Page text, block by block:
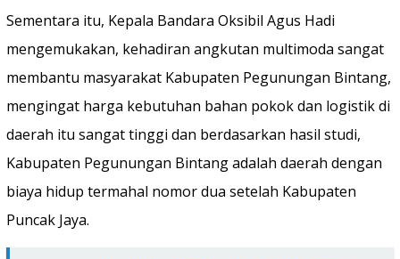
Sementara itu, Kepala Bandara Oksibil Agus Hadi
mengemukakan, kehadiran angkutan multimoda sangat
membantu masyarakat Kabupaten Pegunungan Bintang,
mengingat harga kebutuhan bahan pokok dan logistik di
daerah itu sangat tinggi dan berdasarkan hasil studi,
Kabupaten Pegunungan Bintang adalah daerah dengan
biaya hidup termahal nomor dua setelah Kabupaten
Puncak Jaya.